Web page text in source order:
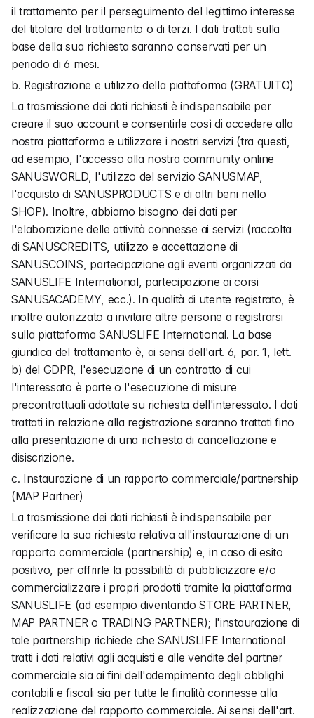
il trattamento per il perseguimento del legittimo interesse
del titolare del trattamento o di terzi. I dati trattati sulla
base della sua richiesta saranno conservati per un
periodo di 6 mesi.
b. Registrazione e utilizzo della piattaforma (GRATUITO)
La trasmissione dei dati richiesti è indispensabile per
creare il suo account e consentirle così di accedere alla
nostra piattaforma e utilizzare i nostri servizi (tra questi,
ad esempio, l'accesso alla nostra community online
SANUSWORLD, l'utilizzo del servizio SANUSMAP,
l'acquisto di SANUSPRODUCTS e di altri beni nello
SHOP). Inoltre, abbiamo bisogno dei dati per
l'elaborazione delle attività connesse ai servizi (raccolta
di SANUSCREDITS, utilizzo e accettazione di
SANUSCOINS, partecipazione agli eventi organizzati da
SANUSLIFE International, partecipazione ai corsi
SANUSACADEMY, ecc.). In qualità di utente registrato, è
inoltre autorizzato a invitare altre persone a registrarsi
sulla piattaforma SANUSLIFE International. La base
giuridica del trattamento è, ai sensi dell'art. 6, par. 1, lett.
b) del GDPR, l'esecuzione di un contratto di cui
l'interessato è parte o l'esecuzione di misure
precontrattuali adottate su richiesta dell'interessato. I dati
trattati in relazione alla registrazione saranno trattati fino
alla presentazione di una richiesta di cancellazione e
disiscrizione.
c. Instaurazione di un rapporto commerciale/partnership
(MAP Partner)
La trasmissione dei dati richiesti è indispensabile per
verificare la sua richiesta relativa all'instaurazione di un
rapporto commerciale (partnership) e, in caso di esito
positivo, per offrirle la possibilità di pubblicizzare e/o
commercializzare i propri prodotti tramite la piattaforma
SANUSLIFE (ad esempio diventando STORE PARTNER,
MAP PARTNER o TRADING PARTNER); l'instaurazione di
tale partnership richiede che SANUSLIFE International
tratti i dati relativi agli acquisti e alle vendite del partner
commerciale sia ai fini dell'adempimento degli obblighi
contabili e fiscali sia per tutte le finalità connesse alla
realizzazione del rapporto commerciale. Ai sensi dell'art.